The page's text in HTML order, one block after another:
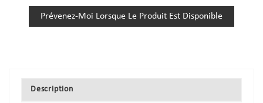
Prévenez-Moi Lorsque Le Produit Est Disponible
Description